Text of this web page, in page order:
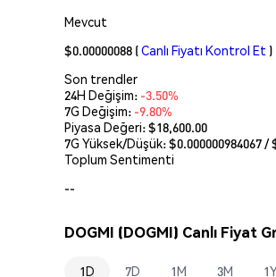
Mevcut
$0.00000088 (Canlı Fiyatı Kontrol Et )
Son trendler
24H Değişim: -3.50%
7G Değişim: -9.80%
Piyasa Değeri:$18,600.00
7G Yüksek/Düşük: $0.000000984067/
Toplum Sentimenti
--
DOGMI (DOGMI) Canlı Fiyat
1D 7D 1M 3M